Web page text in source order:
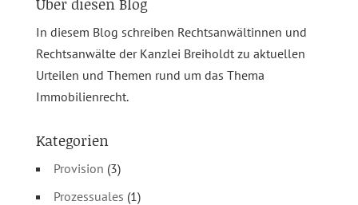
In diesem Blog schreiben Rechtsanwältinnen und
Rechtsanwälte der Kanzlei Breiholdt zu aktuellen
Urteilen und Themen rund um das Thema
Immobilienrecht.
Kategorien
Provision (3)
Prozessuales (1)